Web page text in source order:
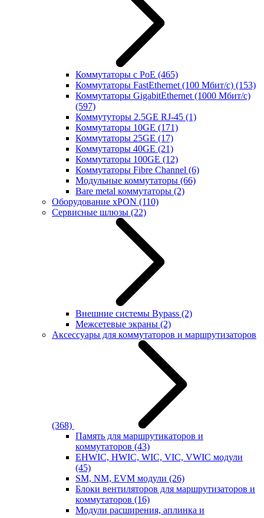
Коммутаторы с PoE (465)
Коммутаторы FastEthernet (100 Мбит/с) (153)
Коммутаторы GigabitEthernet (1000 Мбит/с)
(597)
Коммутуторы 2.5GE RJ-45 (1)
Коммутаторы 10GE (171)
Коммутаторы 25GE (17)
Коммутаторы 40GE (21)
Коммутаторы 100GE (12)
Коммутаторы Fibre Channel (6)
Модульные коммутаторы (66)
Bare metal коммутаторы (2)
Оборудование xPON (110)
Сервисные шлюзы (22)
Внешние системы Bypass (2)
Межсетевые экраны (2)
Аксессуары для коммутаторов и маршрутизаторов
(368)
Память для маршрутикаторов и
коммутаторов (43)
EHWIC, HWIC, WIC, VIC, VWIC модули
(45)
SM, NM, EVM модули (26)
Блоки вентиляторов для маршрутизаторов и
коммутаторов (16)
Модули расширения, аплинка и